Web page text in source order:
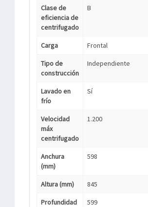
Clase de
eficiencia de
centrifugado
B
Carga Frontal
Tipo de
construcción
Independiente
Lavado en
frío
Sí
Velocidad
máx
centrifugado
1.200
Anchura
(mm)
598
Altura (mm) 845
Profundidad
599